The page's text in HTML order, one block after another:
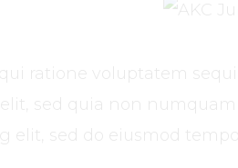
ratione voluptatem
sed quia non
elit, sed do eiusmod